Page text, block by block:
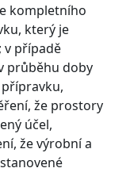
kompletního
který je
v případě
průběhu doby
že prostory
účel,
že výrobní a